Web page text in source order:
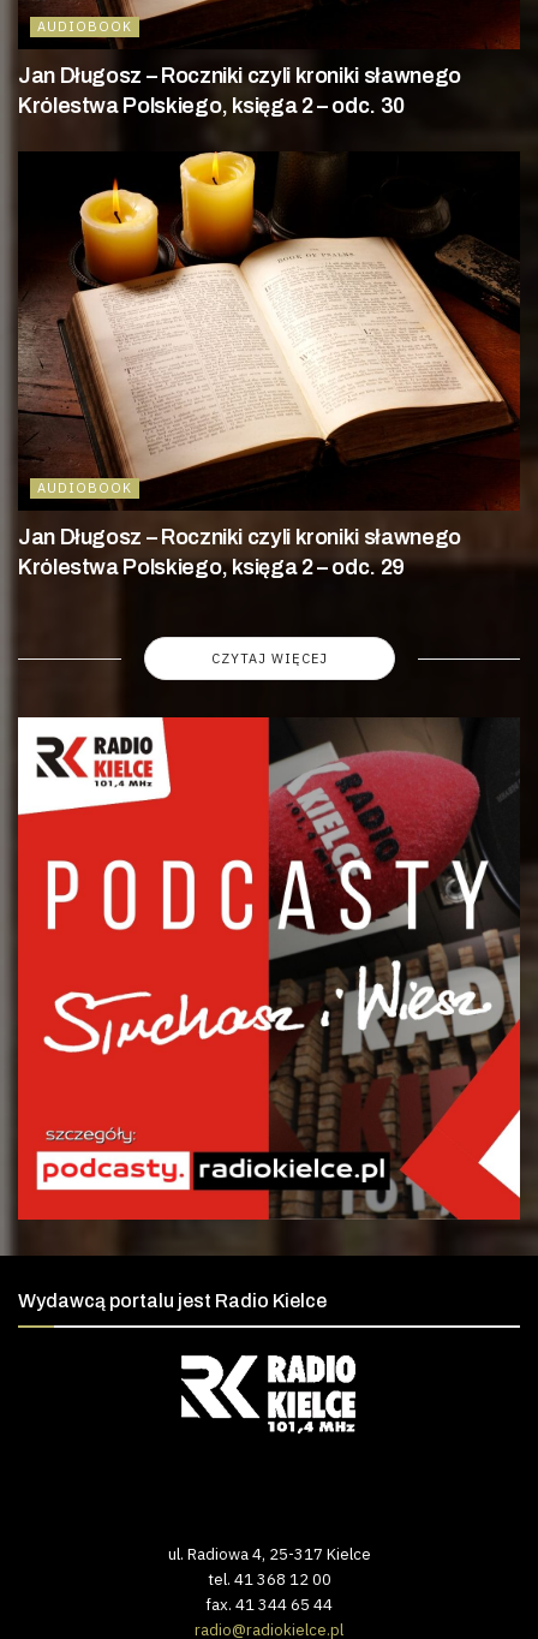
AUDIOBOOK
Jan Długosz – Roczniki czyli kroniki sławnego
Królestwa Polskiego, księga 2 – odc. 30
AUDIOBOOK
Jan Długosz – Roczniki czyli kroniki sławnego
Królestwa Polskiego, księga 2 – odc. 29
CZYTAJ WIĘCEJ
Wydawcą portalu jest Radio Kielce
ul. Radiowa 4, 25-317 Kielce
tel. 41 368 12 00
fax. 41 344 65 44
radio@radiokielce.pl